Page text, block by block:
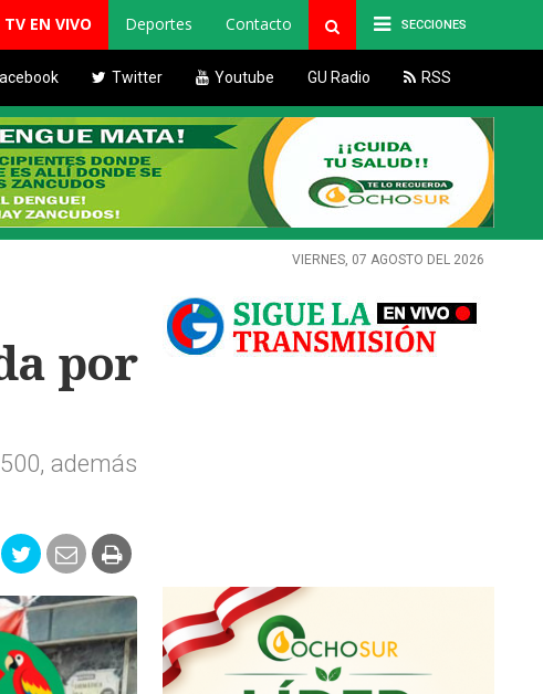
SECCIONES
TV EN VIVO Deportes Contacto
Twitter Youtube GU Radio RSS
VIERNES, 07 AGOSTO DEL 2026
por
además